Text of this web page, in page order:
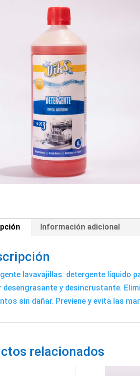
Información adicional
lavavajillas: detergente líquido
desengrasante y desincrustante.
sin dañar. Previene y evita las
relacionados